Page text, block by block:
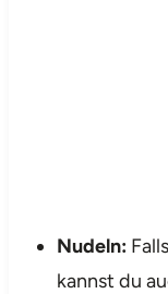
Nudeln:
kannst du